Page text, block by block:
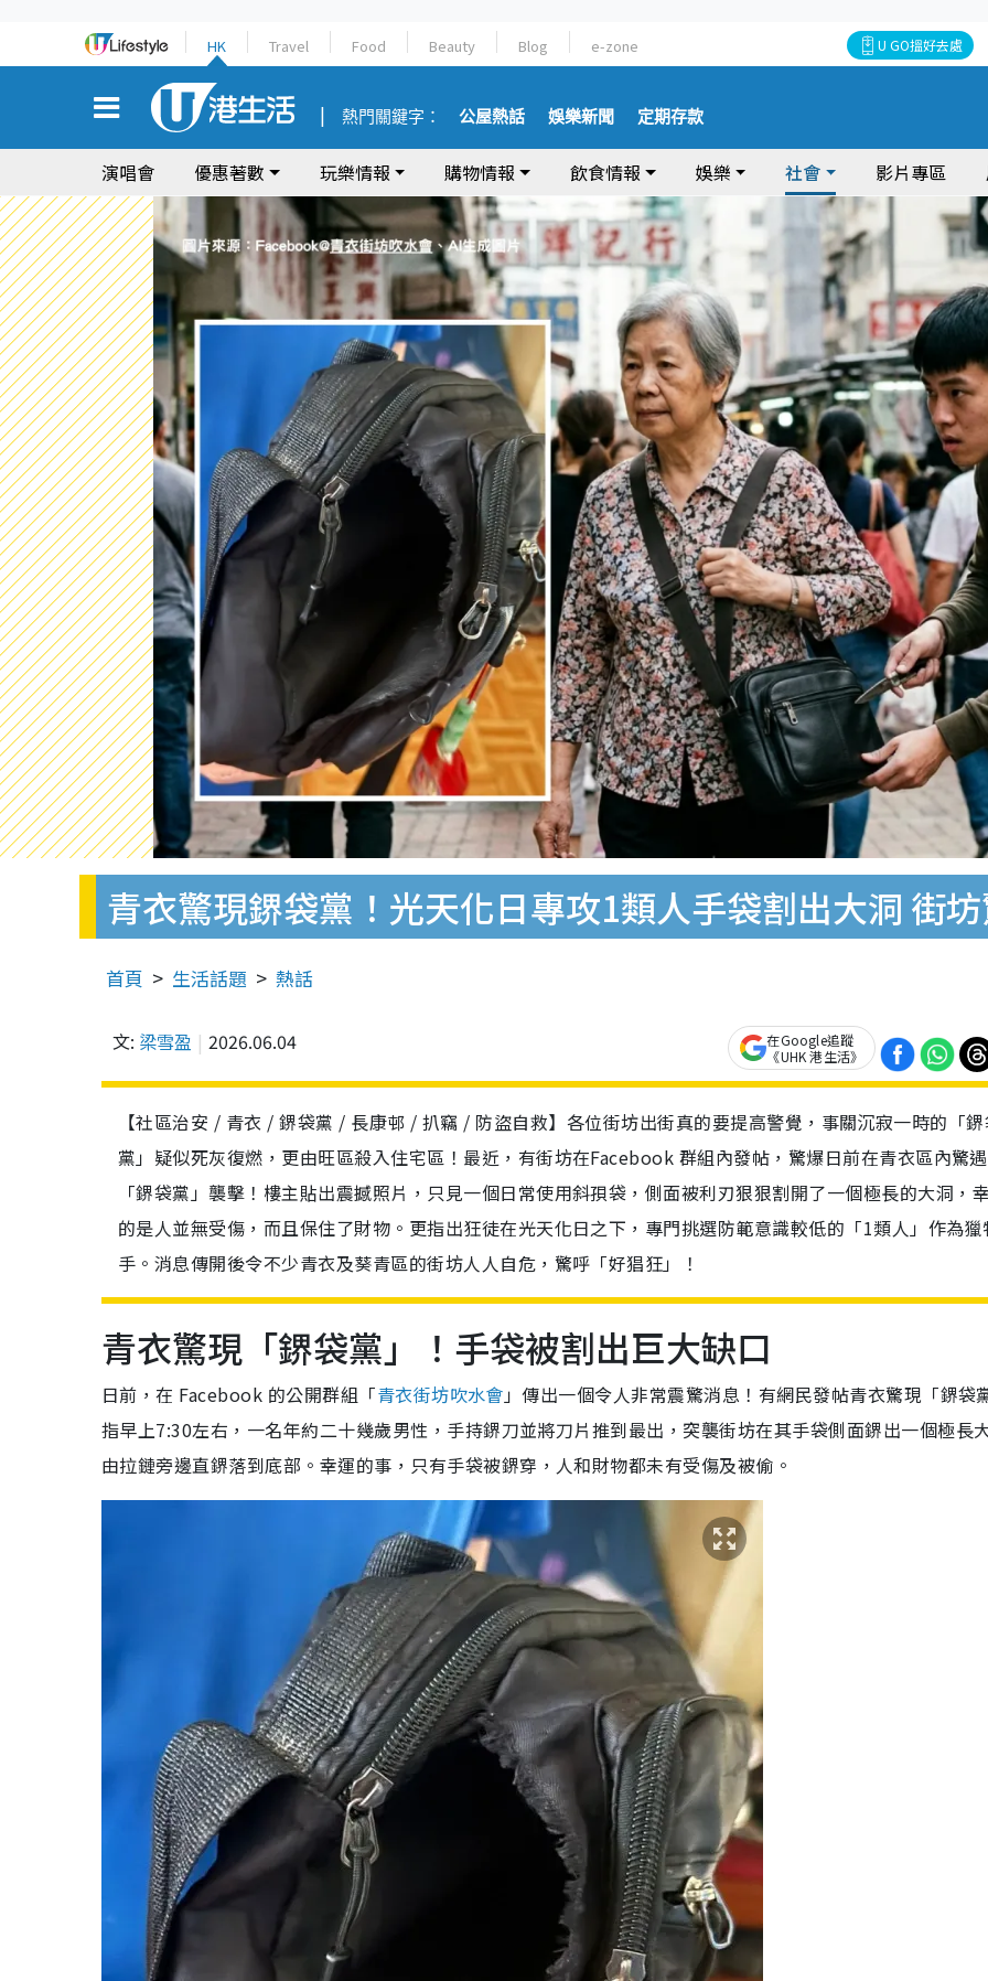
HK Travel Food Beauty Blog e-zone U GO搵好去處
熱門關鍵字： 公屋熱話 娛樂新聞 定期存款
演唱會 優惠著數 玩樂情報 購物情報 飲食情報 娛樂 社會 影片專區
青衣驚現鎅袋黨！光天化日專攻1類人手袋割出大洞 街
首頁 生活話題 熱話
文: 梁雪盈 2026.06.04
在Google追蹤
《UHK 港生活》
【社區治安 / 青衣 / 鎅袋黨 / 長康邨 / 扒竊 / 防盜自救】各位街坊出街真的要提高警覺，事關沉寂一時的「
黨」疑似死灰復燃，更由旺區殺入住宅區！最近，有街坊在Facebook 群組內發帖，驚爆日前在青衣區內驚遇
「鎅袋黨」襲擊！樓主貼出震撼照片，只見一個日常使用斜孭袋，側面被利刃狠狠割開了一個極長的大洞，
的是人並無受傷，而且保住了財物。更指出狂徒在光天化日之下，專門挑選防範意識較低的「1類人」作為獵
手。消息傳開後令不少青衣及葵青區的街坊人人自危，驚呼「好猖狂」！
青衣驚現「鎅袋黨」！手袋被割出巨大缺口
日前，在 Facebook 的公開群組「青衣街坊吹水會」傳出一個令人非常震驚消息！有網民發帖青衣驚現「鎅袋
指早上7:30左右，一名年約二十幾歲男性，手持鎅刀並將刀片推到最出，突襲街坊在其手袋側面鎅出一個極長
由拉鏈旁邊直鎅落到底部。幸運的事，只有手袋被鎅穿，人和財物都未有受傷及被偷。